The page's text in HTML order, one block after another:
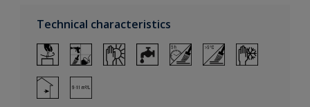
Technical characteristics